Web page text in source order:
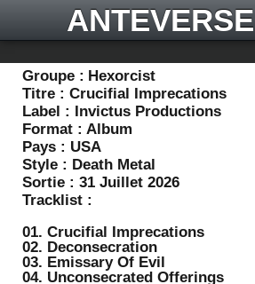
ANTEVERSE
Groupe : Hexorcist
Titre : Crucifial Imprecations
Label : Invictus Productions
Format : Album
Pays : USA
Style : Death Metal
Sortie : 31 Juillet 2026
Tracklist :
01. Crucifial Imprecations
02. Deconsecration
03. Emissary Of Evil
04. Unconsecrated Offerings